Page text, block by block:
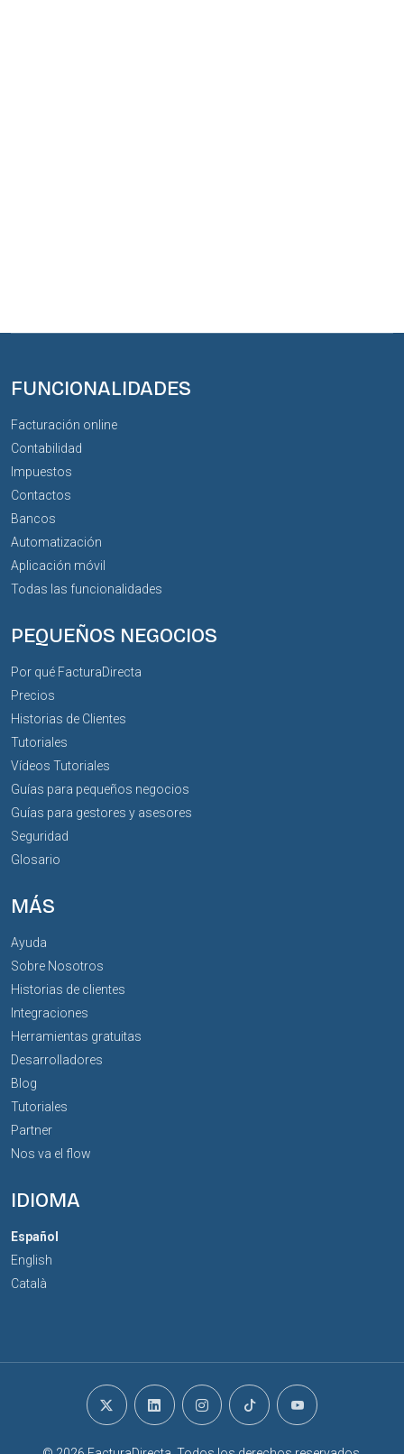
FUNCIONALIDADES
Facturación online
Contabilidad
Impuestos
Contactos
Bancos
Automatización
Aplicación móvil
Todas las funcionalidades
PEQUEÑOS NEGOCIOS
Por qué FacturaDirecta
Precios
Historias de Clientes
Tutoriales
Vídeos Tutoriales
Guías para pequeños negocios
Guías para gestores y asesores
Seguridad
Glosario
MÁS
Ayuda
Sobre Nosotros
Historias de clientes
Integraciones
Herramientas gratuitas
Desarrolladores
Blog
Tutoriales
Partner
Nos va el flow
IDIOMA
Español
English
Català